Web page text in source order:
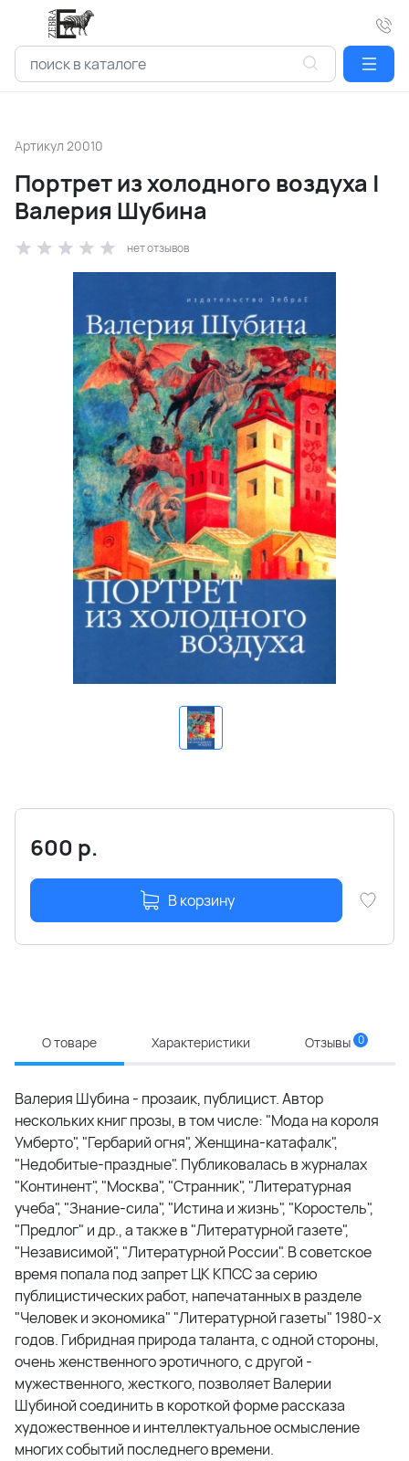
Артикул 20010
Портрет из холодного воздуха |
Валерия Шубина
нет отзывов
600 р.
В корзину
О товаре Характеристики Отзывы 0
Валерия Шубина - прозаик, публицист. Автор
нескольких книг прозы, в том числе: "Мода на короля
Умберто", "Гербарий огня", Женщина-катафалк",
"Недобитые-праздные". Публиковалась в журналах
"Континент", "Москва", "Странник", "Литературная
учеба", "Знание-сила", "Истина и жизнь", "Коростель",
"Предлог" и др., а также в "Литературной газете",
"Независимой", "Литературной России". В советское
время попала под запрет ЦК КПСС за серию
публицистических работ, напечатанных в разделе
"Человек и экономика" "Литературной газеты" 1980-х
годов. Гибридная природа таланта, с одной стороны,
очень женственного эротичного, с другой -
мужественного, жесткого, позволяет Валерии
Шубиной соединить в короткой форме рассказа
художественное и интеллектуальное осмысление
многих событий последнего времени.